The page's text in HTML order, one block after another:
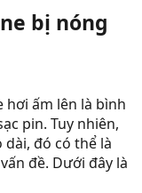
bị nóng
hơi ấm lên là bình
pin. Tuy nhiên,
đó có thể là
đề. Dưới đây là